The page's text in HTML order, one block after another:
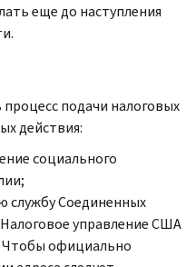
еще до наступления
подачи налоговых
действия:
социального
службу Соединенных
управление США
Чтобы официально